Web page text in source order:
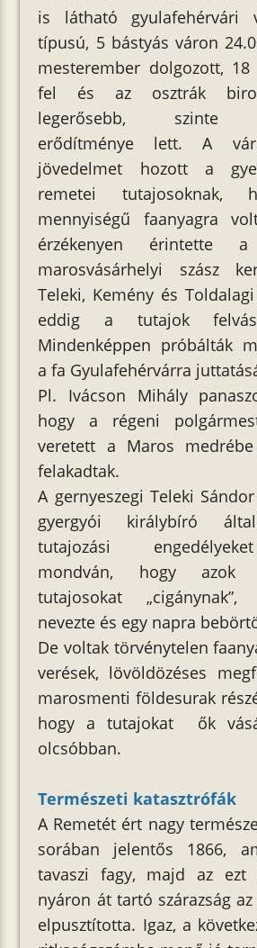
is látható gyulafehérvári
típusú, 5 bástyás váron
mesterember dolgozott,
fel és az osztrák
legerősebb, szinte
erődítménye lett. A
jövedelmet hozott a
remetei tutajosoknak,
mennyiségű faanyagra
érzékenyen érintette a
marosvásárhelyi szász
Teleki, Kemény és
eddig a tutajok
Mindenképpen próbálták
a fa Gyulafehérvárra
Pl. Ivácson Mihály
hogy a régeni
veretett a Maros
felakadtak.
A gernyeszegi Teleki
gyergyói királybíró
tutajozási
mondván, hogy azok
tutajosokat
nevezte és egy napra
De voltak törvénytelen
verések, lövöldözéses
marosmenti földesurak
hogy a tutajokat ők
olcsóbban.
Természeti katasztrófák
A Remetét ért nagy
sorában jelentős 1866,
tavaszi fagy, majd az ezt
nyáron át tartó szárazság
elpusztította. Igaz, a